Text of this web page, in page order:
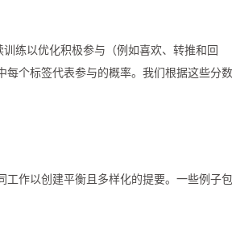
练以优化积极参与（例如喜欢、转推和回
个标签代表参与的概率。我们根据这些分
作以创建平衡且多样化的提要。一些例子包